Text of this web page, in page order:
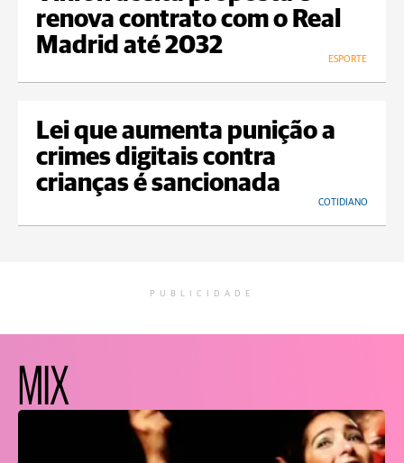
renova contrato com o Real
Madrid até 2032
ESPORTE
Lei que aumenta punição a
crimes digitais contra
crianças é sancionada
COTIDIANO
PUBLICIDADE
MIX